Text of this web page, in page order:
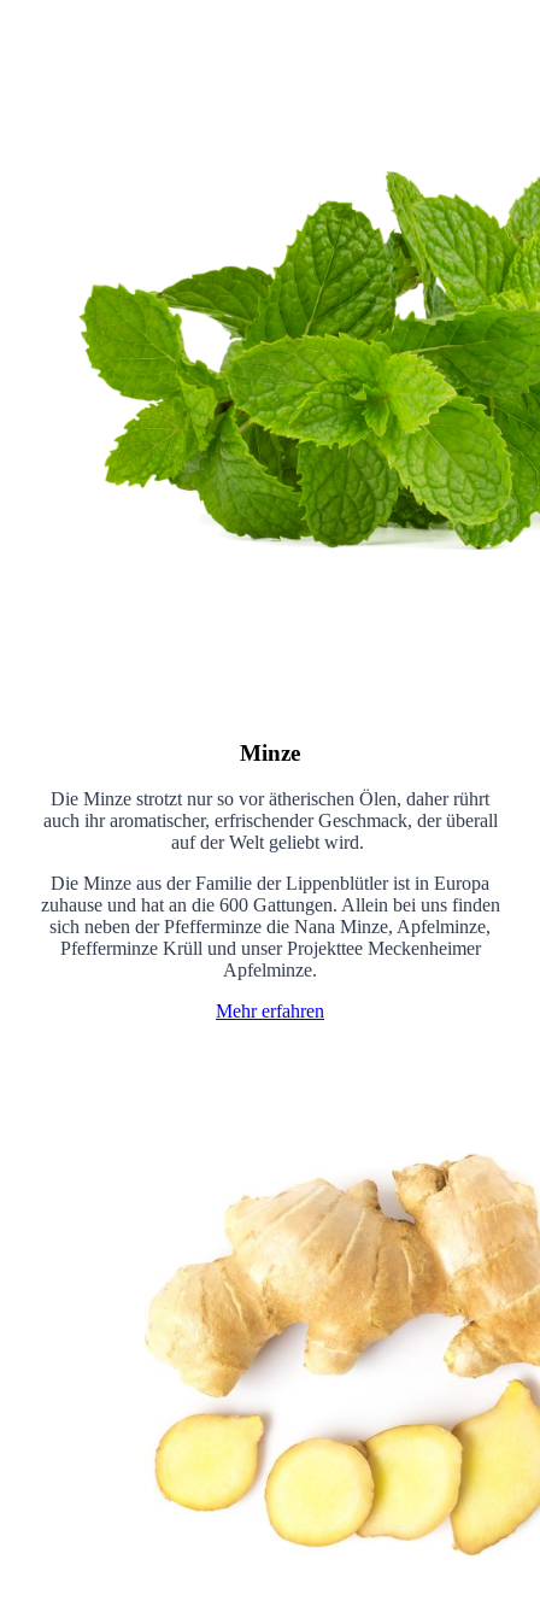
Minze
Die Minze strotzt nur so vor ätherischen Ölen, daher rührt
auch ihr aromatischer, erfrischender Geschmack, der überall
auf der Welt geliebt wird.
Die Minze aus der Familie der Lippenblütler ist in Europa
zuhause und hat an die 600 Gattungen. Allein bei uns finden
sich neben der Pfefferminze die Nana Minze, Apfelminze,
Pfefferminze Krüll und unser Projekttee Meckenheimer
Apfelminze.
Mehr erfahren